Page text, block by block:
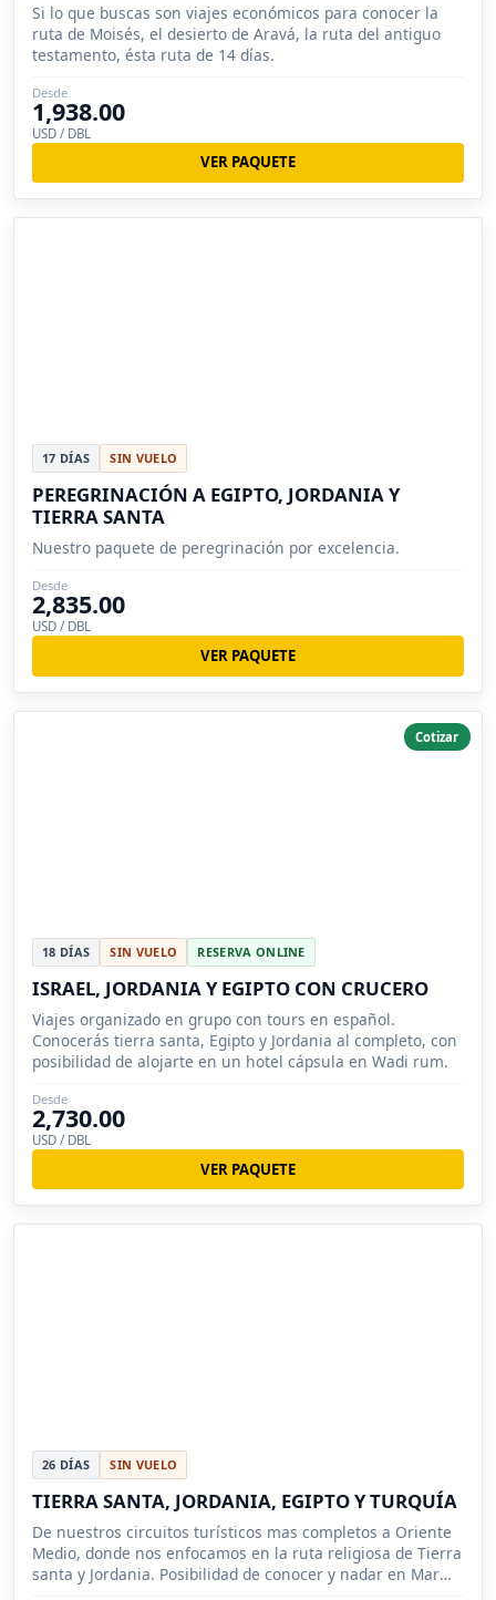
Si lo que buscas son viajes económicos para conocer la
ruta de Moisés, el desierto de Aravá, la ruta del antiguo
testamento, ésta ruta de 14 días.
Desde
1,938.00
USD / DBL
VER PAQUETE
17 DÍAS SIN VUELO
PEREGRINACIÓN A EGIPTO, JORDANIA Y
TIERRA SANTA
Nuestro paquete de peregrinación por excelencia.
Desde
2,835.00
USD / DBL
VER PAQUETE
Cotizar
18 DÍAS SIN VUELO RESERVA ONLINE
ISRAEL, JORDANIA Y EGIPTO CON CRUCERO
Viajes organizado en grupo con tours en español.
Conocerás tierra santa, Egipto y Jordania al completo, con
posibilidad de alojarte en un hotel cápsula en Wadi rum.
Desde
2,730.00
USD / DBL
VER PAQUETE
26 DÍAS SIN VUELO
TIERRA SANTA, JORDANIA, EGIPTO Y TURQUÍA
De nuestros circuitos turísticos mas completos a Oriente
Medio, donde nos enfocamos en la ruta religiosa de Tierra
santa y Jordania. Posibilidad de conocer y nadar en Mar